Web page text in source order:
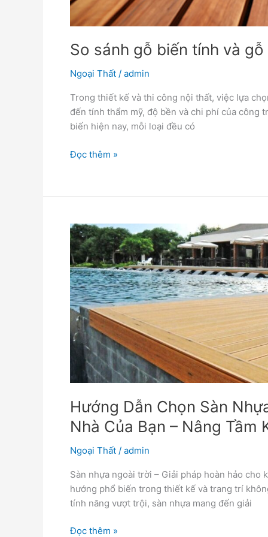
So sánh gỗ biến tính và
Ngoại Thất / admin
Trong thiết kế và thi công nội thất, việc lựa
đến tính thẩm mỹ, độ bền và chi phí của công
biến hiện nay, mỗi loại đều có
Đọc thêm »
Hướng Dẫn Chọn Sàn
Nhà Của Bạn – Nâng Tầm
Ngoại Thất / admin
Sàn nhựa ngoài trời – Giải pháp hoàn hảo
hướng phổ biến trong thiết kế và trang trí
tính năng vượt trội, sàn nhựa mang đến giải
Hướng
Dẫn
Chọn
Sàn
Nhựa
Ngoài
Trời
Phù
Hợp
Ngôi
Của
Bạn
–
Nâng
Tầm
Không
Gian
Sống
Đọc thêm »